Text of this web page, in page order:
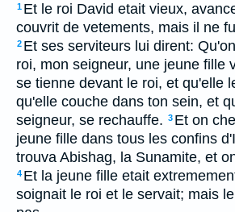
1 Et le roi David etait vieux,
couvrit de vetements, mais il ne
2 Et ses serviteurs lui dirent:
roi, mon seigneur, une jeune fille
se tienne devant le roi, et qu'elle
qu'elle couche dans ton sein, et
seigneur, se rechauffe. 3 Et on
jeune fille dans tous les confins
trouva Abishag, la Sunamite, et
4 Et la jeune fille etait
soignait le roi et le servait; mais